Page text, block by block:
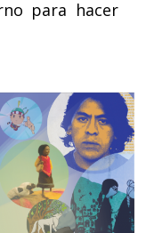
para hacer